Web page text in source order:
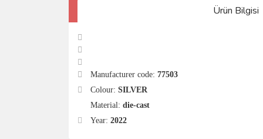
Ürün Bilgisi
Manufacturer code: 77503
Colour: SILVER
Material: die-cast
Year: 2022